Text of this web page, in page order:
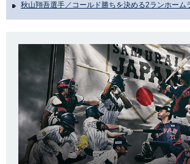
秋山翔吾選手／コールド勝ちを決める2ランホーム